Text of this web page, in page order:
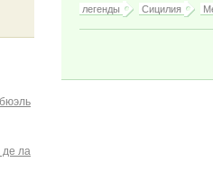
легенды
Сицилия
де ла